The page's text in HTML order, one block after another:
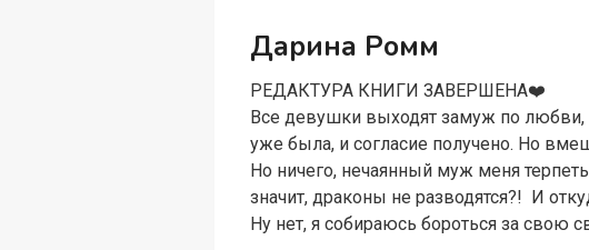
Дарина Ромм
РЕДАКТУРА КНИГИ ЗАВЕРШЕНА‍❤️‍
Все девушки выходят замуж по любви,
уже была, и согласие получено. Но
Но ничего, нечаянный муж меня
значит, драконы не разводятся?! И
Ну нет, я собираюсь бороться за свою